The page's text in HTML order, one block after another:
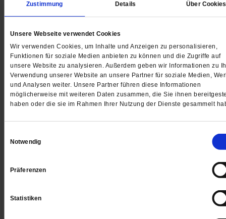
Zustimmung Details Über Cookies
Unsere Webseite verwendet Cookies
Wir verwenden Cookies, um Inhalte und Anzeigen zu personalisieren,
Funktionen für soziale Medien anbieten zu können und die Zugriffe auf
unsere Website zu analysieren. Außerdem geben wir Informationen zu
Verwendung unserer Website an unsere Partner für soziale Medien,
und Analysen weiter. Unsere Partner führen diese Informationen
möglicherweise mit weiteren Daten zusammen, die Sie ihnen
haben oder die sie im Rahmen Ihrer Nutzung der Dienste gesammelt
Notwendig
Präferenzen
Statistiken
Angst vor der Stille am Karfreitag
Vergnügungsverbot an diesem kirchlichen Feiertag
vonEva-Maria Lerch